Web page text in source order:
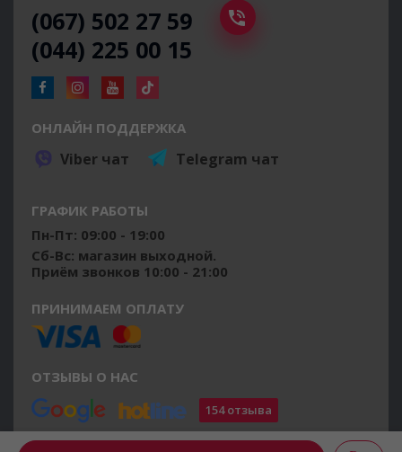
(067) 502 27 59
(044) 225 00 15
ОНЛАЙН ПОДДЕРЖКА
Viber чат Telegram чат
ГРАФИК РАБОТЫ
Пн-Пт: 09:00 - 19:00
Сб-Вс: магазин выходной.
Приём звонков 10:00 - 21:00
ПРИНИМАЕМ ОПЛАТУ
ОТЗЫВЫ О НАС
154 отзыва